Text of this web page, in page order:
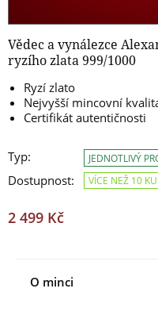
Vědec a vynálezce
ryzího zlata 999/1000
Ryzí zlato
Nejvyšší mincovní
Certifikát autentičnosti
Typ:
Dostupnost:
JEDNOTLIVÝ
VÍCE NEŽ 10
2 499 Kč
O minci